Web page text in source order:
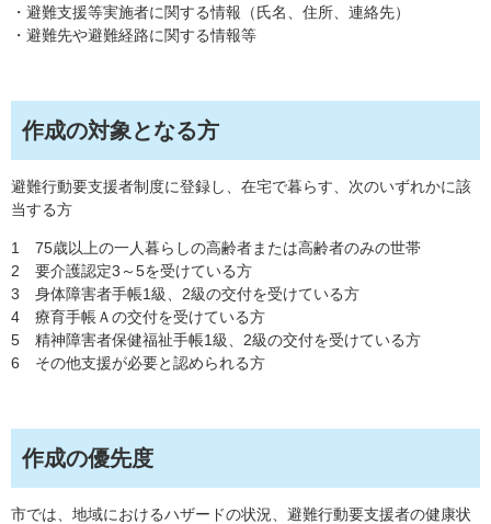
・避難支援等実施者に関する情報（氏名、住所、連絡先）
・避難先や避難経路に関する情報等
作成の対象となる方
避難行動要支援者制度に登録し、在宅で暮らす、次のいずれかに該
当する方
1 75歳以上の一人暮らしの高齢者または高齢者のみの世帯
2 要介護認定3～5を受けている方
3 身体障害者手帳1級、2級の交付を受けている方
4 療育手帳Ａの交付を受けている方
5 精神障害者保健福祉手帳1級、2級の交付を受けている方
6 その他支援が必要と認められる方
作成の優先度
市では、地域におけるハザードの状況、避難行動要支援者の健康状